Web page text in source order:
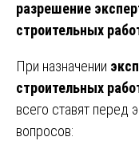
разрешение
строительных
При назначении
строительных
всего ставят перед
вопросов: